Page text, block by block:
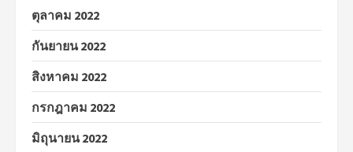
ตุลาคม 2022
กันยายน 2022
สิงหาคม 2022
กรกฎาคม 2022
มิถุนายน 2022